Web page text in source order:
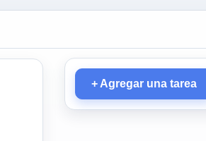
+ Agregar una tarea